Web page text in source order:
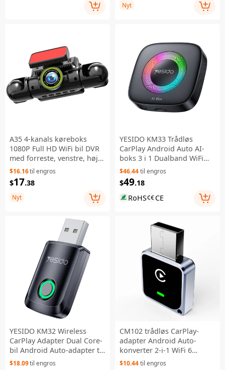
Nyt
A35 4-kanals køreboks
1080P Full HD WiFi bil DVR
med forreste, venstre, højre
og bagudrettede visninger
- Sort
$16.16til engros
$17.38
Nyt
YESIDO KM33 Trådløs
CarPlay Android Auto AI-
boks 3 i 1 Dualband WiFi
Bluetooth 5.0 med RGB-
belysning - Sort
$46.44til engros
$49.18
RoHS
CE
YESIDO KM32 Wireless
CarPlay Adapter Dual Core-
bil Android Auto-adapter til
Apple Android - Sort
$18.09til engros
CM102 trådløs CarPlay-
adapter Android Auto-
konverter 2-i-1 WiFi 6
Bluetooth 5.3 USB-adapter
$10.44til engros